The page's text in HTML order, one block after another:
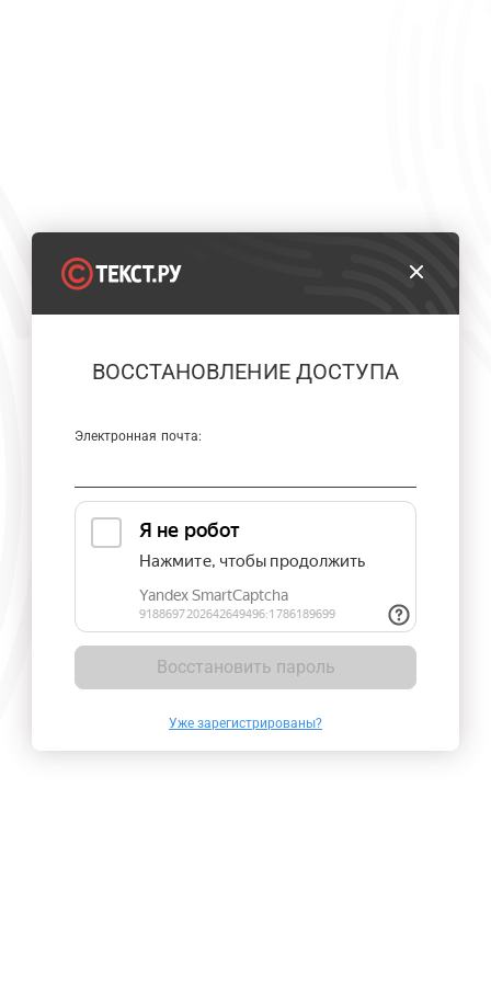
ВОССТАНОВЛЕНИЕ ДОСТУПА
Электронная почта:
Восстановить пароль
Уже зарегистрированы?